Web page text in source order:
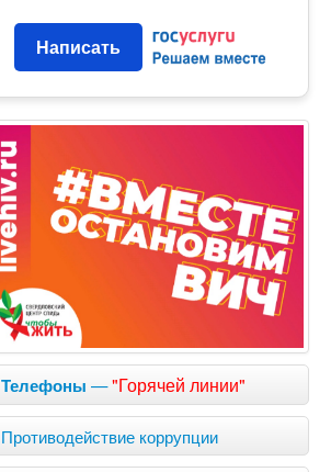
Написать
Телефоны —"Горячей линии"
Противодействие коррупции